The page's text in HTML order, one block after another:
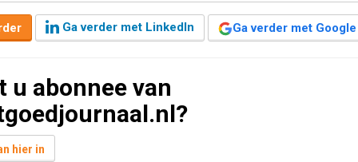
bedrijfsruimte in
jaar geleden aangepast
grondverzet en zuigtechniek, heeft het complex
Ga verder met LinkedIn Ga verder met Google
u abonnee van
hier in